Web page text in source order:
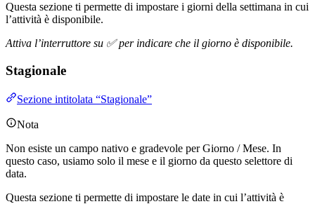
Questa sezione ti permette di impostare i giorni della settimana in cui
l’attività è disponibile.
Attiva l’interruttore su ✅ per indicare che il giorno è disponibile.
Stagionale
Sezione intitolata “Stagionale”
Nota
Non esiste un campo nativo e gradevole per Giorno / Mese. In
questo caso, usiamo solo il mese e il giorno da questo selettore di
data.
Questa sezione ti permette di impostare le date in cui l’attività è